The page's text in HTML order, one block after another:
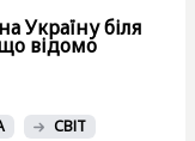
Україну біля
відомо
СВІТ